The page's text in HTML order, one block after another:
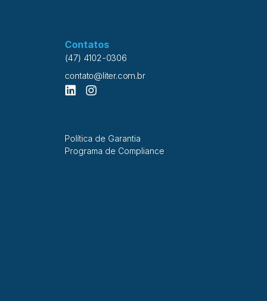
Contatos
(47) 4102-0306
contato@liter.com.br
Política de Garantia
Programa de Compliance